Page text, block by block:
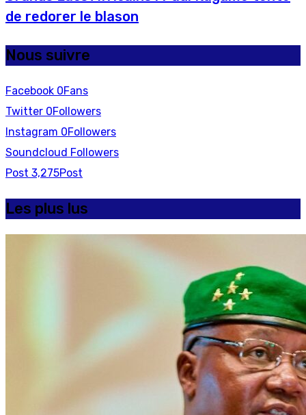
de redorer le blason
Nous suivre
Facebook 0Fans
Twitter 0Followers
Instagram 0Followers
Soundcloud Followers
Post 3,275Post
Les plus lus